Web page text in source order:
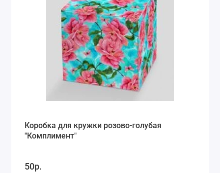
Коробка для кружки розово-голубая
"Комплимент"
50р.